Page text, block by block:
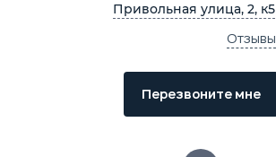
Привольная улица, 2, к5
Отзывы
Перезвоните мне